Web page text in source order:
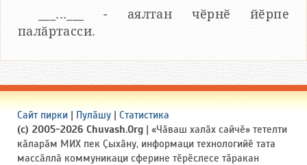
___...___ - аялтан чӗрнӗ йӗрпе
палӑртасси.
Сайт пирки | Пулӑшу | Статистика
(c) 2005-2026 Chuvash.Org | «Чӑваш халӑх сайчӗ» тетелти
кӑларӑм МИХ пек Ҫыхӑну, информаци технологийӗ тата
массӑллӑ коммуникаци сферине тӗрӗслесе тӑракан